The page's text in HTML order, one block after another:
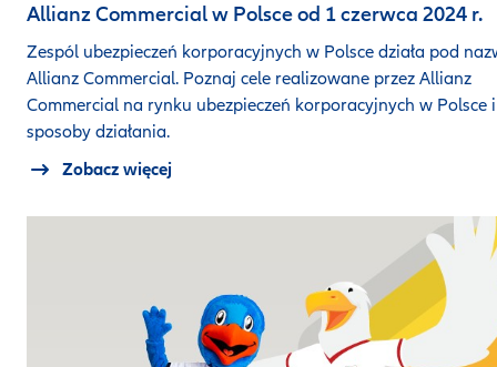
Allianz Commercial w Polsce od 1 czerwca 2024 r.
Zespól ubezpieczeń korporacyjnych w Polsce działa pod
Allianz Commercial. Poznaj cele realizowane przez Allianz
Commercial na rynku ubezpieczeń korporacyjnych w Polsce i
sposoby działania.
Zobacz więcej